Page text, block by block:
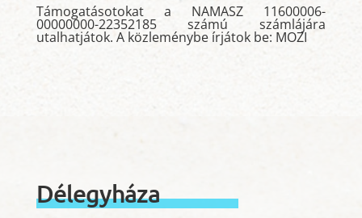
Támogatásotokat a NAMASZ 11600006-
00000000-22352185 számú számlájára
utalhatjátok. A közleménybe írjátok be: MOZI
Délegyháza